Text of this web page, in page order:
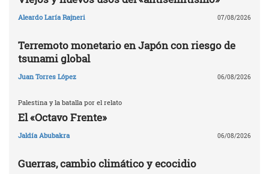
Aleardo Laría Rajneri 07/08/2026
Terremoto monetario en Japón con riesgo de
tsunami global
Juan Torres López 06/08/2026
Palestina y la batalla por el relato
El «Octavo Frente»
Jaldía Abubakra 06/08/2026
Guerras, cambio climático y ecocidio